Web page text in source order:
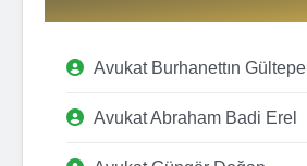
Avukat Burhanettın Gültepe
Avukat Abraham Badi Erel